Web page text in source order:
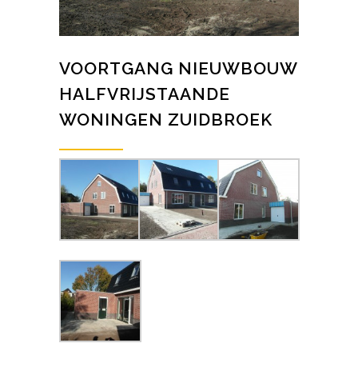
VOORTGANG NIEUWBOUW
HALFVRIJSTAANDE
WONINGEN ZUIDBROEK